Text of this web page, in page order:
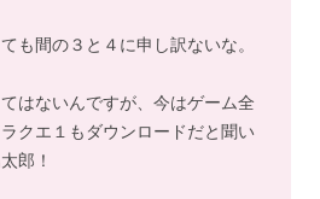
も間の３と４に申し訳ないな。
はないんですが、今はゲーム全
クエ１もダウンロードだと聞い
郎！